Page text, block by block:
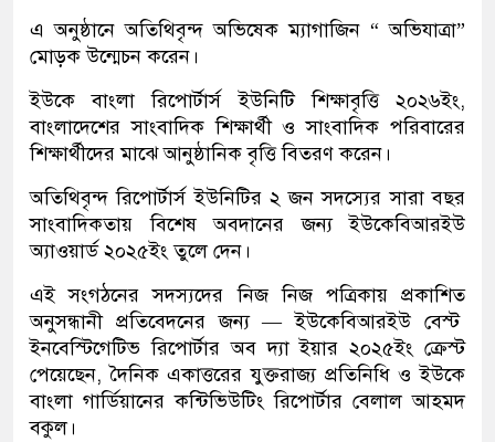
এ অনুষ্ঠানে অতিথিবৃন্দ অভিষেক ম্যাগাজিন “ অভিযাত্রা”
মোড়ক উন্মেচন করেন।
ইউকে বাংলা রিপোর্টার্স ইউনিটি শিক্ষাবৃত্তি ২০২৬ইং,
বাংলাদেশের সাংবাদিক শিক্ষার্থী ও সাংবাদিক পরিবারের
শিক্ষার্থীদের মাঝে আনুষ্ঠানিক বৃত্তি বিতরণ করেন।
অতিথিবৃন্দ রিপোর্টার্স ইউনিটির ২ জন সদস্যের সারা বছর
সাংবাদিকতায় বিশেষ অবদানের জন্য ইউকেবিআরইউ
অ্যাওয়ার্ড ২০২৫ইং তুলে দেন।
এই সংগঠনের সদস্যদের নিজ নিজ পত্রিকায় প্রকাশিত
অনুসন্ধানী প্রতিবেদনের জন্য — ইউকেবিআরইউ বেস্ট
ইনবেস্টিগেটিভ রিপোর্টার অব দ্যা ইয়ার ২০২৫ইং ক্রেস্ট
পেয়েছেন, দৈনিক একাত্তরের যুক্তরাজ্য প্রতিনিধি ও ইউকে
বাংলা গার্ডিয়ানের কন্টিভিউটিং রিপোর্টার বেলাল আহমদ
বকুল।